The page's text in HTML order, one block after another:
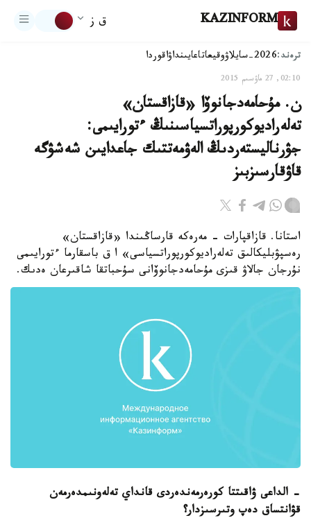
KAZINFORM ق ز
ترەند:2026-سايلاۋ وقيعاتاعايىنداۋاقوردا
02:10, 27 ماۋسىم 2015
ن. مۇحامەدجانوۆا «قازاقستان»
تەلەراديوكورپوراتسياسىنىڭ ءتورايىمى:
جۋرناليستەردىڭ الەۋمەتتىك جاعدايىن شەشۋگە
قاۋقارسىزبىز
استانا. قازاقپارات - مەرەكە قارساڭىندا «قازاقستان»
رەسپۋبليكالىق تەلەراديوكورپوراتسياسى» ا ق باسقارما ءتورايىمى
نۇرجان جالاۋ قىزى مۇحامەدجانوۆانى سۇحباتقا شاقىرعان ەدىك.
- الداعى ۋاقىتتا كورەرمەندەردى قانداي تەلەونىمدەرمەن
قۋانتساق دەپ وتىرسىزدار؟